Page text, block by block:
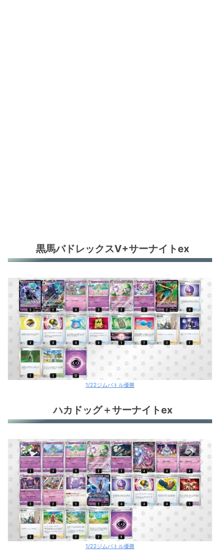
黒馬バドレックスV+サーナイトex
1/22ジムバトル優勝
ハカドッグ＋サーナイトex
1/22ジムバトル優勝